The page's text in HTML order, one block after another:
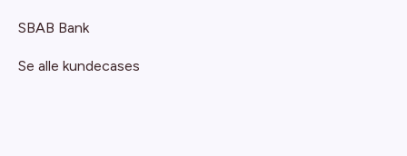
SBAB Bank
Se alle kundecases